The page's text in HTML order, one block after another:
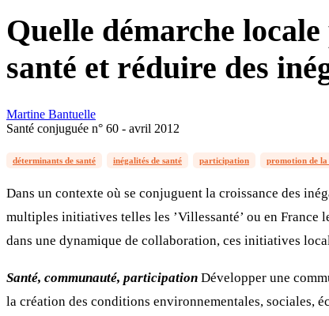
Quelle démarche
santé et réduire des
Martine Bantuelle
Santé conjuguée n° 60 - avril 2012
déterminants de santé inégalités de santé participation promotion de la
Dans un contexte où se conjuguent la croissance des
multiples initiatives telles les ’Villessanté’ ou en France
dans une dynamique de collaboration, ces initiatives
Santé, communauté, participation Développer une
la création des conditions environnementales, sociales,